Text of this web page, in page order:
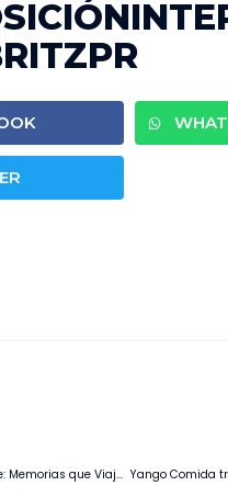
“Mother Nature: Memorias que Viajan” conmueve en Casa Melchor Pinto con su primera exposición en Santa Cruz